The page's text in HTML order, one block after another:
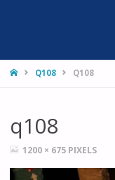
HOMEQ108 Q108
q108
FULL1200 × 675 PIXELS